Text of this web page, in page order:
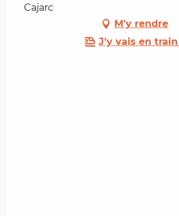
Cajarc
M'y rendre
J'y vais en train